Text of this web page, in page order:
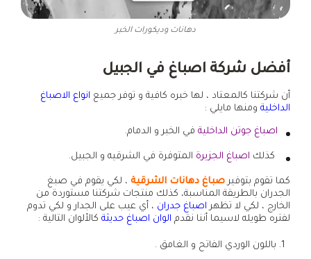
دهانات وديكورات الخبر
أفضل شركة اصباغ في الجبيل
أن شركتنا كالمعتاد ، لها خبره كافية و توفر جميع انواع الاصباغ
الداخلية ومنها مايلي :
اصباغ جوتن الداخلية في الخبر و الدمام.
كذلك اصباغ الجزيرة المتوفرة في الشرقيه و الجبيل.
كما تقوم بتوفيرصباغ دهانات الشرقية ، لكي يقوم في صبغ
الجدران بالطريقة المناسبة، كذلك منتجات شركتنا مستوردة من
الخارج ، لكي لا تظهراصباغ جدران ، أي عيب على الجدار و لكي تدوم
لفتره طويله لاسيما أننا نقدم الوان اصباغ حديثة كالألوان التالية :
باللون الوردي الفاتح و الغامق .